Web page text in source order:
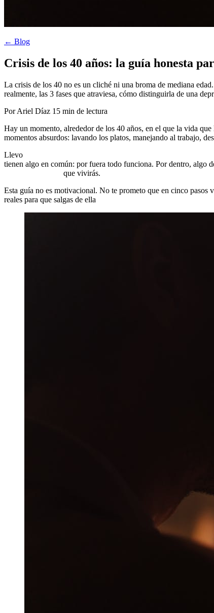
← Blog
Crisis de los 40 años: la guía honesta
La crisis de los 40 no es un cliché ni una broma de mediana
realmente, las 3 fases que atraviesa, cómo distinguirla de una
Por Ariel Díaz 15 min de lectura
Hay un momento, alrededor de los 40 años, en el que la vida
momentos absurdos: lavando los platos, manejando al trabajo,
Llevo
tienen algo en común: por fuera todo funciona. Por dentro, algo
que vivirás.
Esta guía no es motivacional. No te prometo que en cinco pasos
reales para que salgas de ella